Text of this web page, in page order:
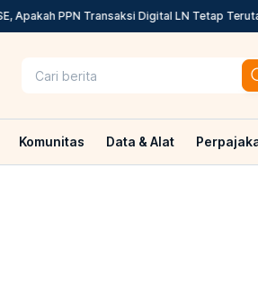
Apakah PPN Transaksi Digital LN Tetap
Komunitas Data & Alat